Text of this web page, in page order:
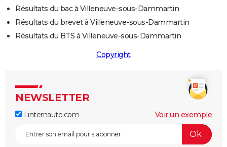
Résultats du bac à Villeneuve-sous-Dammartin
Résultats du brevet à Villeneuve-sous-Dammartin
Résultats du BTS à Villeneuve-sous-Dammartin
Copyright
NEWSLETTER
Linternaute.com Voir un exemple